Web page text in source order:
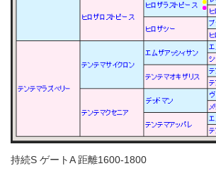
持続S ゲートA 距離1600-1800